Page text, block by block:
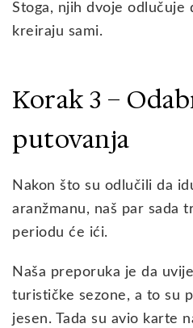
Stoga, njih dvoje odlučuje
kreiraju sami.
Korak 3 –
putovanja
Nakon što su odlučili da
aranžmanu, naš par sada
periodu će ići.
Naša preporuka je da
turističke sezone, a to su
jesen. Tada su avio karte